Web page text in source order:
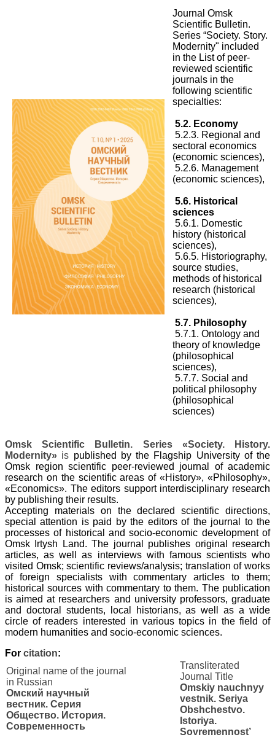
Journal Omsk
Scientific Bulletin.
Series “Society. Story.
Modernity" included
in the Listof peer-
reviewed scientific
journals in the
following scientific
specialties:
5.2. Economy
5.2.3. Regional and
sectoral economics
(economic sciences),
5.2.6. Management
(economic sciences),
5.6. Historical
sciences
5.6.1. Domestic
history (historical
sciences),
5.6.5. Historiography,
source studies,
methods of historical
research (historical
sciences),
5.7. Philosophy
5.7.1. Ontology and
theory of knowledge
(philosophical
sciences),
5.7.7. Social and
political philosophy
(philosophical
sciences)
Omsk Scientific Bulletin. Series «Society. History.
Modernity» is published by the Flagship University of the
Omsk region scientific peer-reviewed journal of academic
research on the scientific areas of «History», «Philosophy»,
«Economics». The editors support interdisciplinary research
by publishing their results.
Accepting materials on the declared scientific directions,
special attention is paid by the editors of the journal to the
processes of historical and socio-economic development of
Omsk Irtysh Land. The journal publishes original research
articles, as well as interviews with famous scientists who
visited Omsk; scientific reviews/analysis; translationof works
of foreign specialists with commentary articles to them;
historical sources with commentary to them. The publication
is aimed at researchers and university professors, graduate
and doctoral students, local historians, as well as a wide
circle of readers interested in various topics in the field of
modern humanities and socio-economic sciences.
For citation:
Original name of the journal
in Russian
Омский научный
вестник. Серия
Общество. История.
Современность
Transliterated
Journal Title
Omskiy nauchnyy
vestnik. Seriya
Obshchestvo.
Istoriya.
Sovremennost’